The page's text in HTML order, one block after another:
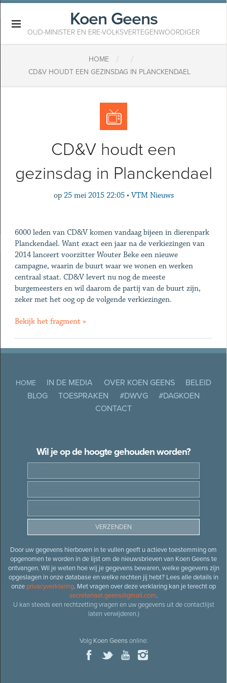
Koen Geens
OUD-MINISTER EN ERE-VOLKSVERTEGENWOORDIGER
HOME / /
CD&V HOUDT EEN GEZINSDAG IN PLANCKENDAEL
CD&V houdt een
gezinsdag in Planckendael
op 25 mei 2015 22:05 • VTM Nieuws
6000 leden van CD&V komen vandaag bijeen in dierenpark
Planckendael. Want exact een jaar na de verkiezingen van
2014 lanceert voorzitter Wouter Beke een nieuwe
campagne, waarin de buurt waar we wonen en werken
centraal staat. CD&V levert nu nog de meeste
burgemeesters en wil daarom de partij van de buurt zijn,
zeker met het oog op de volgende verkiezingen.
Bekijk het fragment »
HOME IN DE MEDIA OVER KOEN GEENS
BELEID
BLOG
TOESPRAKEN #DWVG
#DAGKOEN
CONTACT
Wil je op de hoogte gehouden worden?
Door uw gegevens hierboven in te vullen geeft u actieve toestemming om
opgenomen te worden in de lijst om de nieuwsbrieven van Koen Geens te
ontvangen. Wil je weten hoe wij je gegevens bewaren, welke gegevens zijn
opgeslagen in onze database en welke rechten jij hebt? Lees alle details in
onze privacyverklaring. Met vragen over deze verklaring kan je terecht op
secretariaat.geens@gmail.com.
U kan steeds een rechtzetting vragen en uw gegevens uit de contactlijst
laten verwijderen.)
Volg Koen Geensonline: